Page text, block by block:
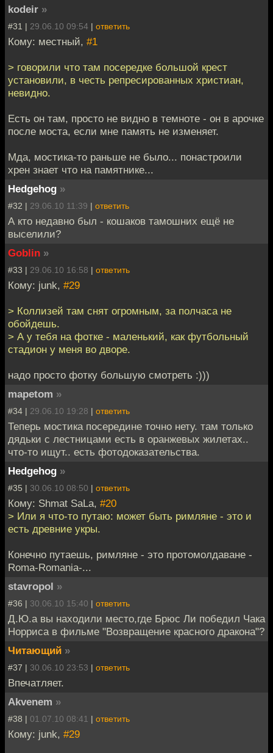
kodeir »
#31 | 29.06.10 09:54 | ответить
Кому: местный, #1
> говорили что там посередке большой крест
установили, в честь репресированных христиан,
невидно.
Есть он там, просто не видно в темноте - он в арочке
после моста, если мне память не изменяет.
Мда, мостика-то раньше не было... понастроили
хрен знает что на памятнике...
Hedgehog »
#32 | 29.06.10 11:39 | ответить
А кто недавно был - кошаков тамошних ещё не
выселили?
Goblin »
#33 | 29.06.10 16:58 | ответить
Кому: junk, #29
> Коллизей там снят огромным, за полчаса не
обойдешь.
> А у тебя на фотке - маленький, как футбольный
стадион у меня во дворе.
надо просто фотку большую смотреть :)))
mapetom »
#34 | 29.06.10 19:28 | ответить
Теперь мостика посередине точно нету. там только
дядьки с лестницами есть в оранжевых жилетах..
что-то ищут.. есть фотодоказательства.
Hedgehog »
#35 | 30.06.10 08:50 | ответить
Кому: Shmat SaLa, #20
> Или я что-то путаю: может быть римляне - это и
есть древние укры.
Конечно путаешь, римляне - это протомолдаване -
Roma-Romania-...
stavropol »
#36 | 30.06.10 15:40 | ответить
Д.Ю.а вы находили место,где Брюс Ли победил Чака
Норриса в фильме "Возвращение красного дракона"?
Читающий »
#37 | 30.06.10 23:53 | ответить
Впечатляет.
Akvenem »
#38 | 01.07.10 08:41 | ответить
Кому: junk, #29